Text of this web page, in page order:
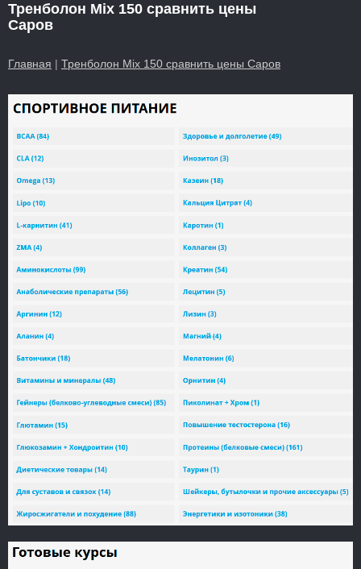
Тренболон Mix 150 сравнить цены
Саров
Главная | Тренболон Mix 150 сравнить цены Саров